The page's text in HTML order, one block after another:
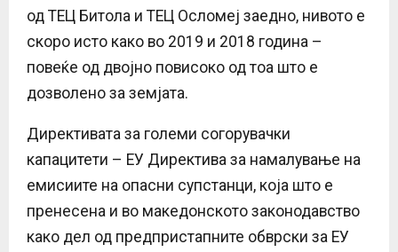
од ТЕЦ Битола и ТЕЦ Осломеј заедно, нивото е
скоро исто како во 2019 и 2018 година –
повеќе од двојно повисоко од тоа што е
дозволено за земјата.
Директивата за големи согорувачки
капацитети – ЕУ Директива за намалување на
емисиите на опасни супстанци, која што е
пренесена и во македонското законодавство
како дел од предпристапните обврски за ЕУ